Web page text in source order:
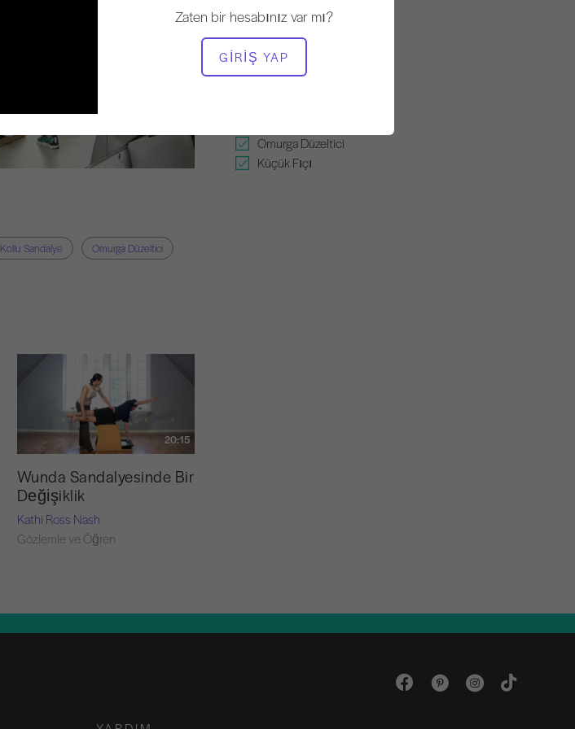
Zaten bir hesabınız var mı?
GIRIŞ YAP
GEREKLI EKIPMAN
Wunda Sandalye
Omurga Düzeltici
Küçük Fıçı
Kollu Sandalye
Omurga Düzeltici
20:15
Wunda Sandalyesinde Bir
Değişiklik
Kathi Ross Nash
Gözlemle ve Öğren